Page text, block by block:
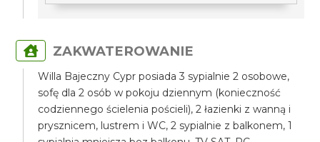
ZAKWATEROWANIE
Willa Bajeczny Cypr posiada 3 sypialnie 2 osobowe,
sofę dla 2 osób w pokoju dziennym (konieczność
codziennego ścielenia pościeli), 2 łazienki z wanną i
prysznicem, lustrem i WC, 2 sypialnie z balkonem, 1